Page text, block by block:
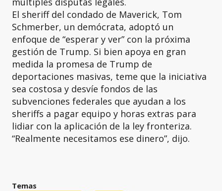
El sheriff del condado de Maverick, Tom
Schmerber, un demócrata, adoptó un
enfoque de “esperar y ver” con la próxima
gestión de Trump. Si bien apoya en gran
medida la promesa de Trump de
deportaciones masivas, teme que la iniciativa
sea costosa y desvíe fondos de las
subvenciones federales que ayudan a los
sheriffs a pagar equipo y horas extras para
lidiar con la aplicación de la ley fronteriza.
“Realmente necesitamos ese dinero”, dijo.
Temas